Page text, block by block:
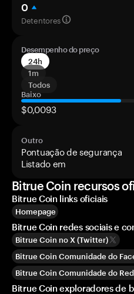
0
Detentores
Desempenho do preço
24h
1m
Todos
Baixo
$0,0093
Outro
Pontuação de segurança
Listado em
Bitrue Coin recursos
Bitrue Coin links oficiais
Homepage
Bitrue Coin redes sociais e
Bitrue Coin no X (Twitter)
Bitrue Coin Comunidade do
Bitrue Coin Comunidade do
Bitrue Coin exploradores de